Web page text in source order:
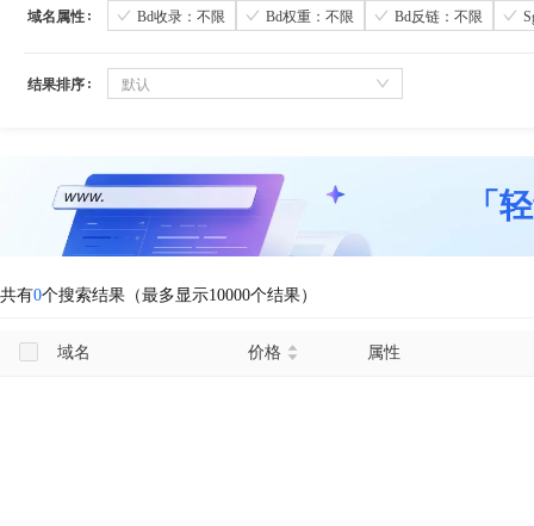
域名属性 Bd收录：不限 Bd权重：不限 Bd反链：不限
结果排序 默认
「
共有0个搜索结果（最多显示10000个结果）
域名 价格 属性